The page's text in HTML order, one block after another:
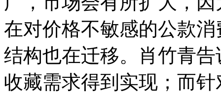
在对价格不敏感的公款
结构也在迁移。肖竹青
收藏需求得到实现；而